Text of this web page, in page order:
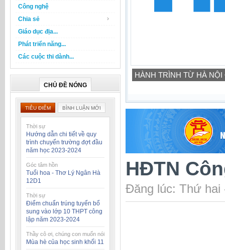
Công nghệ
Chia sẻ
Giáo dục địa...
Phát triển năng...
Các cuộc thi dành...
CHỦ ĐỀ NÓNG
TIÊU ĐIỂM BÌNH LUẬN MỚI
Thời sự
Hướng dẫn chi tiết về quy
trình chuyển trường đợt đầu
năm học 2023-2024
Góc tâm hồn
Tuổi hoa - Thơ Lý Ngân Hà
12D1
Thời sự
Điểm chuẩn trúng tuyển bổ
sung vào lớp 10 THPT công
lập năm 2023-2024
Thầy cô ơi, chúng con muốn nói
Mùa hè của học sinh khối 11
Cuộc thi tìm hiểu 80 năm
19/10/2026)
HĐTN
Đăng lúc: Thứ hai